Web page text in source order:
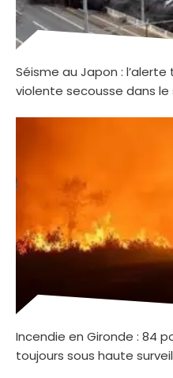
Séisme au Japon :
violente secousse dans le
Incendie en Gironde : 84
toujours sous haute